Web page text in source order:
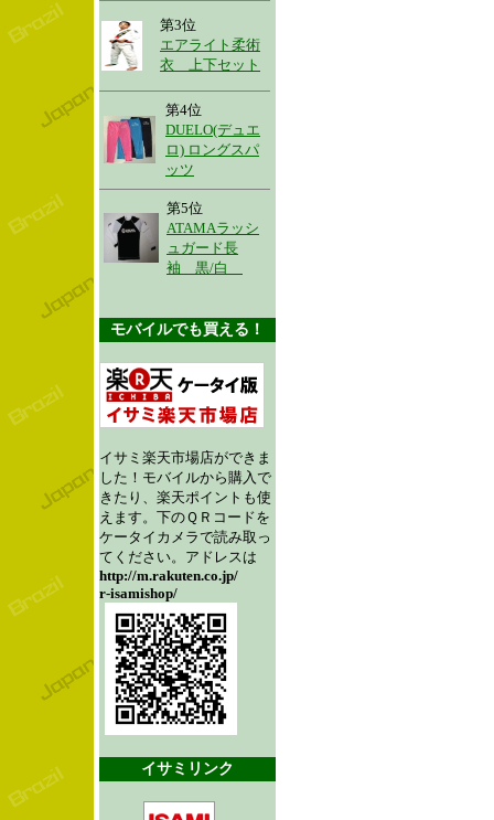
第3位
エアライト柔術
衣 上下セット
第4位
DUELO(デュエ
ロ) ロングスパ
ッツ
第5位
ATAMAラッシ
ュガード長
袖 黒/白
モバイルでも買える！
イサミ楽天市場店ができま
した！モバイルから購入で
きたり、楽天ポイントも使
えます。下のＱＲコードを
ケータイカメラで読み取っ
てください。アドレスは
http://m.rakuten.co.jp/
r-isamishop/
イサミリンク